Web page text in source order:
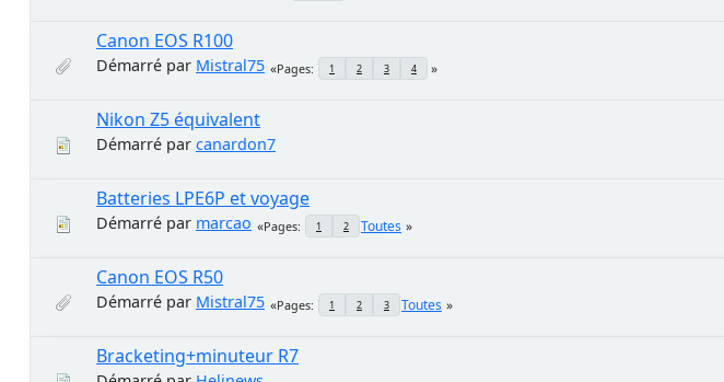
Canon EOS R100
Démarré par Mistral75 Pages 1 2 3 4
Nikon Z5 équivalent
Démarré par canardon7
Batteries LPE6P et voyage
Démarré par marcao Pages 1 2 Toutes
Canon EOS R50
Démarré par Mistral75 Pages 1 2 3 Toutes
Bracketing+minuteur R7